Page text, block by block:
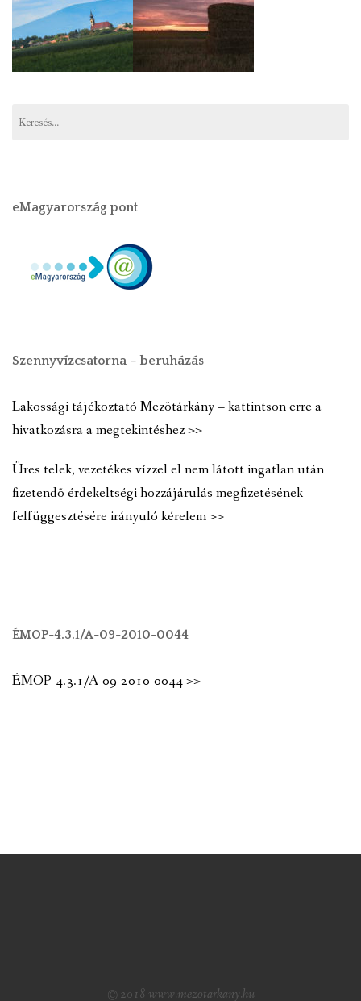
eMagyarország pont
Szennyvízcsatorna – beruházás
Lakossági tájékoztató Mezõtárkány – kattintson erre a
hivatkozásra a megtekintéshez >>
Üres telek, vezetékes vízzel el nem látott ingatlan után
fizetendõ érdekeltségi hozzájárulás megfizetésének
felfüggesztésére irányuló kérelem >>
ÉMOP-4.3.1/A-09-2010-0044
ÉMOP-4.3.1/A-09-2010-0044 >>
© 2018 www.mezotarkany.hu